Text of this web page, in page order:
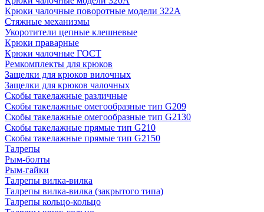
Крюки чалочные поворотные модели 322А
Стяжные механизмы
Укоротители цепные клешневые
Крюки праварные
Крюки чалочные ГОСТ
Ремкомплекты для крюков
Защелки для крюков вилочных
Защелки для крюков чалочных
Скобы такелажные различные
Скобы такелажные омегообразные тип G209
Скобы такелажные омегообразные тип G2130
Скобы такелажные прямые тип G210
Скобы такелажные прямые тип G2150
Талрепы
Рым-болты
Рым-гайки
Талрепы вилка-вилка
Талрепы вилка-вилка (закрытого типа)
Талрепы кольцо-кольцо